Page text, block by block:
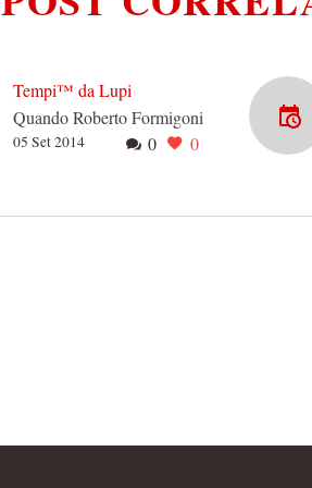
Tempi™ da Lupi
Quando Roberto Formigoni
atterrava in elicottero ai
0 0
05 Set 2014